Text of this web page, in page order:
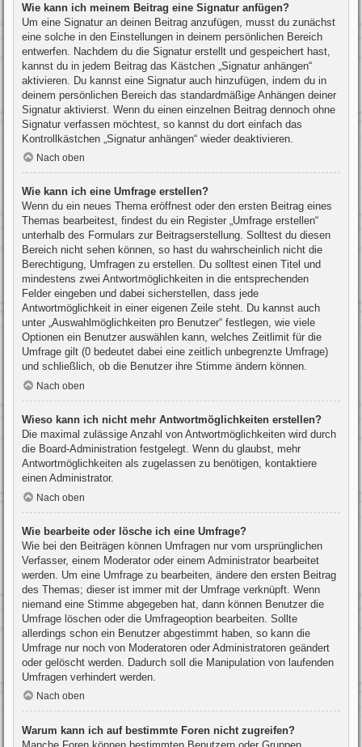
Wie kann ich meinem Beitrag eine Signatur anfügen?
Um eine Signatur an deinen Beitrag anzufügen, musst du zunächst
eine solche in den Einstellungen in deinem persönlichen Bereich
entwerfen. Nachdem du die Signatur erstellt und gespeichert hast,
kannst du in jedem Beitrag das Kästchen „Signatur anhängen“
aktivieren. Du kannst eine Signatur auch hinzufügen, indem du in
deinem persönlichen Bereich das standardmäßige Anhängen deiner
Signatur aktivierst. Wenn du einen einzelnen Beitrag dennoch ohne
Signatur verfassen möchtest, so kannst du dort einfach das
Kontrollkästchen „Signatur anhängen“ wieder deaktivieren.
Nach oben
Wie kann ich eine Umfrage erstellen?
Wenn du ein neues Thema eröffnest oder den ersten Beitrag eines
Themas bearbeitest, findest du ein Register „Umfrage erstellen“
unterhalb des Formulars zur Beitragserstellung. Solltest du diesen
Bereich nicht sehen können, so hast du wahrscheinlich nicht die
Berechtigung, Umfragen zu erstellen. Du solltest einen Titel und
mindestens zwei Antwortmöglichkeiten in die entsprechenden
Felder eingeben und dabei sicherstellen, dass jede
Antwortmöglichkeit in einer eigenen Zeile steht. Du kannst auch
unter „Auswahlmöglichkeiten pro Benutzer“ festlegen, wie viele
Optionen ein Benutzer auswählen kann, welches Zeitlimit für die
Umfrage gilt (0 bedeutet dabei eine zeitlich unbegrenzte Umfrage)
und schließlich, ob die Benutzer ihre Stimme ändern können.
Nach oben
Wieso kann ich nicht mehr Antwortmöglichkeiten erstellen?
Die maximal zulässige Anzahl von Antwortmöglichkeiten wird durch
die Board-Administration festgelegt. Wenn du glaubst, mehr
Antwortmöglichkeiten als zugelassen zu benötigen, kontaktiere
einen Administrator.
Nach oben
Wie bearbeite oder lösche ich eine Umfrage?
Wie bei den Beiträgen können Umfragen nur vom ursprünglichen
Verfasser, einem Moderator oder einem Administrator bearbeitet
werden. Um eine Umfrage zu bearbeiten, ändere den ersten Beitrag
des Themas; dieser ist immer mit der Umfrage verknüpft. Wenn
niemand eine Stimme abgegeben hat, dann können Benutzer die
Umfrage löschen oder die Umfrageoption bearbeiten. Sollte
allerdings schon ein Benutzer abgestimmt haben, so kann die
Umfrage nur noch von Moderatoren oder Administratoren geändert
oder gelöscht werden. Dadurch soll die Manipulation von laufenden
Umfragen verhindert werden.
Nach oben
Warum kann ich auf bestimmte Foren nicht zugreifen?